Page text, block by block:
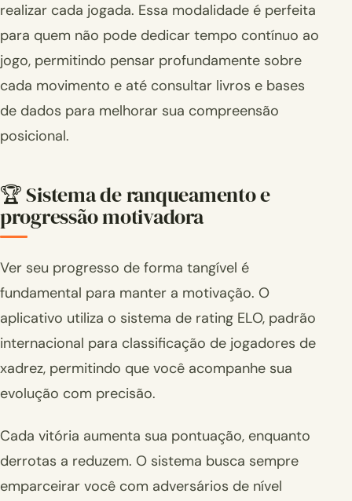
realizar cada jogada. Essa modalidade é perfeita
para quem não pode dedicar tempo contínuo ao
jogo, permitindo pensar profundamente sobre
cada movimento e até consultar livros e bases
de dados para melhorar sua compreensão
posicional.
🏆 Sistema de ranqueamento e
progressão motivadora
Ver seu progresso de forma tangível é
fundamental para manter a motivação. O
aplicativo utiliza o sistema de rating ELO, padrão
internacional para classificação de jogadores de
xadrez, permitindo que você acompanhe sua
evolução com precisão.
Cada vitória aumenta sua pontuação, enquanto
derrotas a reduzem. O sistema busca sempre
emparceirar você com adversários de nível